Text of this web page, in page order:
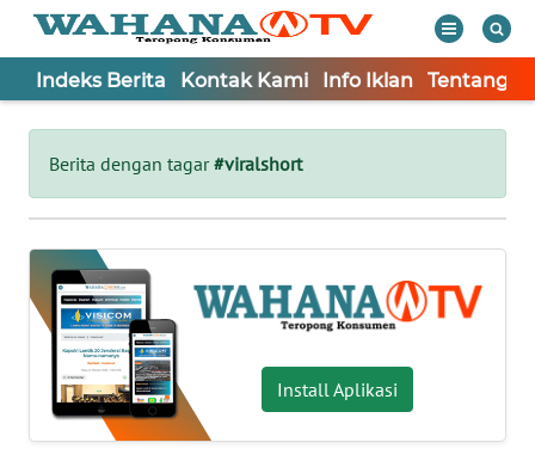
Indeks Berita Kontak Kami Info Iklan Tentang
Berita dengan tagar#viralshort
Install Aplikasi
Tutup
Informasi
INDEKS
BERITA
KONTAK
KAMI